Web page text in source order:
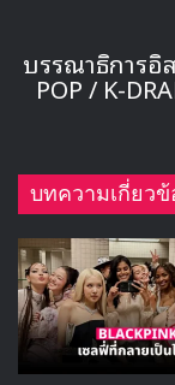
และถ้าหากนับรวม
ในสหรัฐอเมริกา
Park ในสหราชอ
บรรณาธิการอิ
POP / K-
บทความเกี่ยวข้